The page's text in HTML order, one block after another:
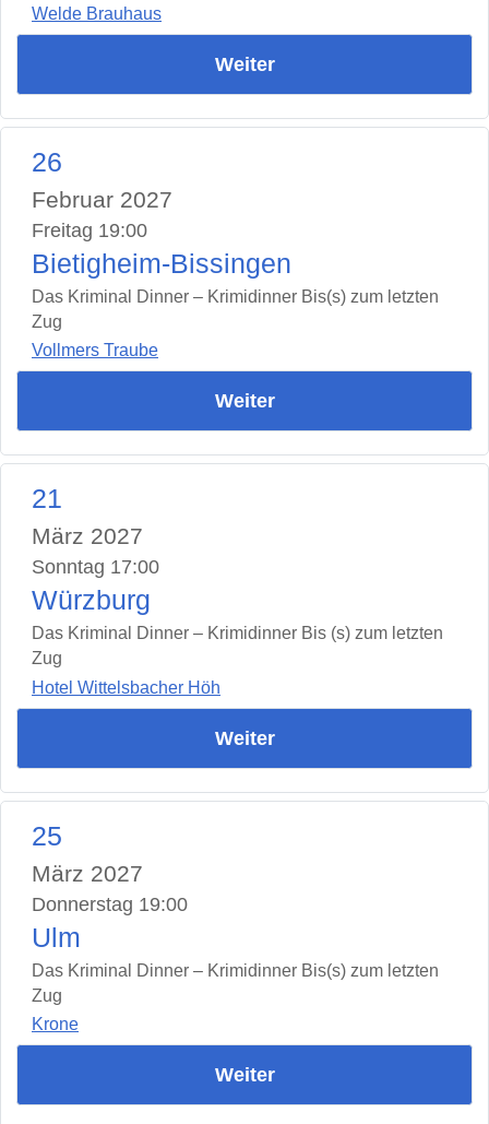
Welde Brauhaus
Weiter
26
Februar 2027
Freitag 19:00
Bietigheim-Bissingen
Das Kriminal Dinner – Krimidinner Bis(s) zum letzten
Zug
Vollmers Traube
Weiter
21
März 2027
Sonntag 17:00
Würzburg
Das Kriminal Dinner – Krimidinner Bis (s) zum letzten
Zug
Hotel Wittelsbacher Höh
Weiter
25
März 2027
Donnerstag 19:00
Ulm
Das Kriminal Dinner – Krimidinner Bis(s) zum letzten
Zug
Krone
Weiter